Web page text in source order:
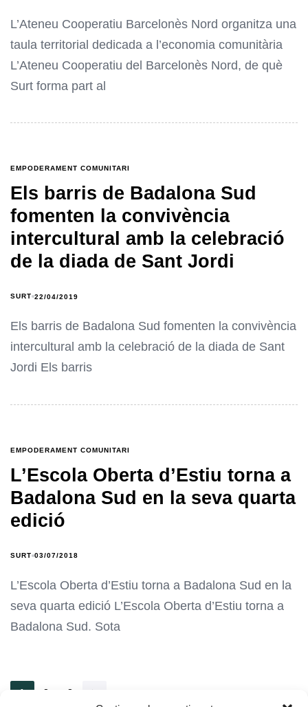
L’Ateneu Cooperatiu Barcelonès Nord organitza una
taula territorial dedicada a l’economia comunitària
L’Ateneu Cooperatiu del Barcelonès Nord, de què
Surt forma part al
EMPODERAMENT COMUNITARI
Els barris de Badalona Sud
fomenten la convivència
intercultural amb la celebració
de la diada de Sant Jordi
SURT 22/04/2019
Els barris de Badalona Sud fomenten la convivència
intercultural amb la celebració de la diada de Sant
Jordi Els barris
EMPODERAMENT COMUNITARI
L’Escola Oberta d’Estiu torna a
Badalona Sud en la seva quarta
edició
SURT 03/07/2018
L’Escola Oberta d’Estiu torna a Badalona Sud en la
seva quarta edició L’Escola Oberta d’Estiu torna a
Badalona Sud. Sota
1 2 3